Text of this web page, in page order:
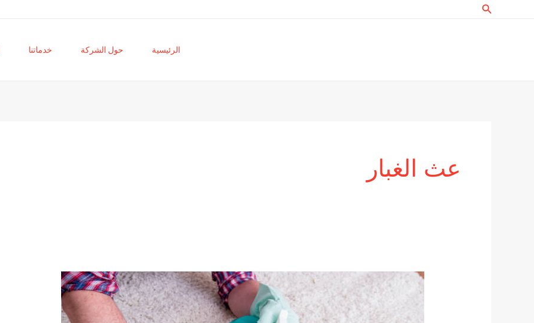
البحث
الرئيسية حول الشركة خدماتنا
عث الغبار
ما
هو
عث